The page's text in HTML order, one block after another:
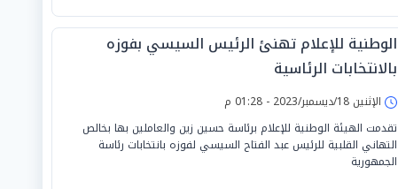
الوطنية للإعلام تهنئ الرئيس السيسي بفوزه
بالانتخابات الرئاسية
الإثنين 18/ديسمبر/2023 - 01:28 م
تقدمت الهيئة الوطنية للإعلام برئاسة حسين زين والعاملين بها بخالص
التهاني القلبية للرئيس عبد الفتاح السيسي لفوزه بانتخابات رئاسة
الجمهورية